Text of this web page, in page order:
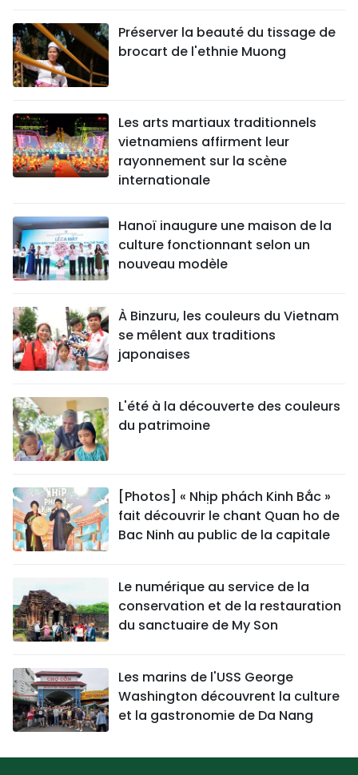
Préserver la beauté du tissage de
brocart de l'ethnie Muong
Les arts martiaux traditionnels
vietnamiens affirment leur
rayonnement sur la scène
internationale
Hanoï inaugure une maison de la
culture fonctionnant selon un
nouveau modèle
À Binzuru, les couleurs du Vietnam
se mêlent aux traditions
japonaises
L'été à la découverte des couleurs
du patrimoine
[Photos] « Nhịp phách Kinh Bắc »
fait découvrir le chant Quan ho de
Bac Ninh au public de la capitale
Le numérique au service de la
conservation et de la restauration
du sanctuaire de My Son
Les marins de l'USS George
Washington découvrent la culture
et la gastronomie de Da Nang